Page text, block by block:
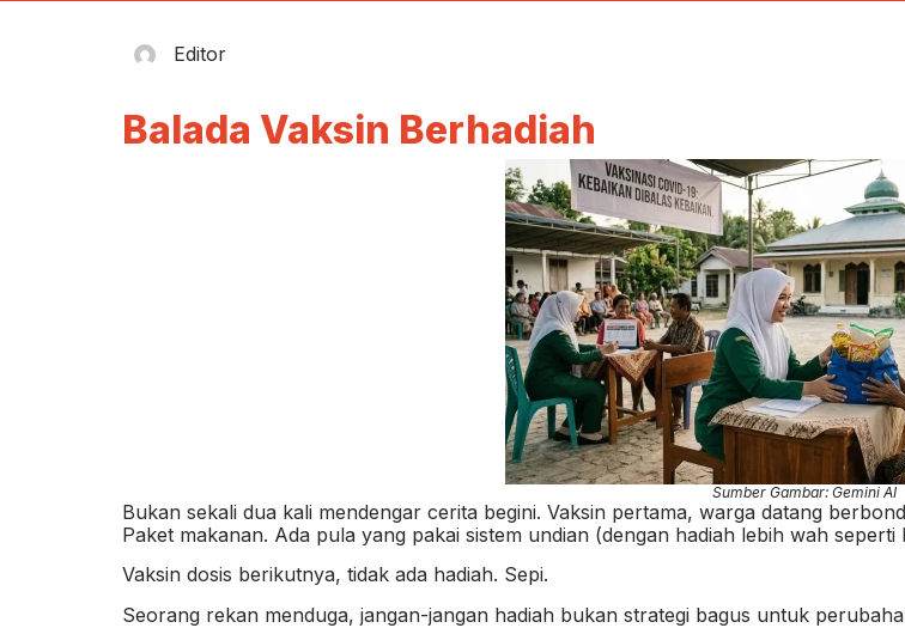
Editor
Balada Vaksin Berhadiah
Sumber Gambar: Gemini AI
Bukan sekali dua kali mendengar cerita begini. Vaksin pertama, warga datang
Paket makanan. Ada pula yang pakai sistem undian (dengan hadiah lebih wah seperti
Vaksin dosis berikutnya, tidak ada hadiah. Sepi.
Seorang rekan menduga, jangan-jangan hadiah bukan strategi bagus untuk